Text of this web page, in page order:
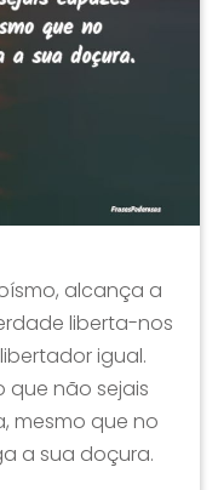
alcança a
liberta-nos
igual.
que não sejais
mesmo que no
a sua doçura.